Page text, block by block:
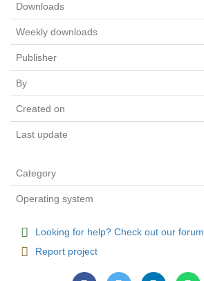
Downloads
Weekly downloads
Publisher
By
Created on
Last update
Category
Operating system
Looking for help? Check out our forum.
Report project